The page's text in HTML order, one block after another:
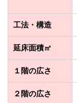
工法・構造
延床面積㎡
１階の広さ
２階の広さ